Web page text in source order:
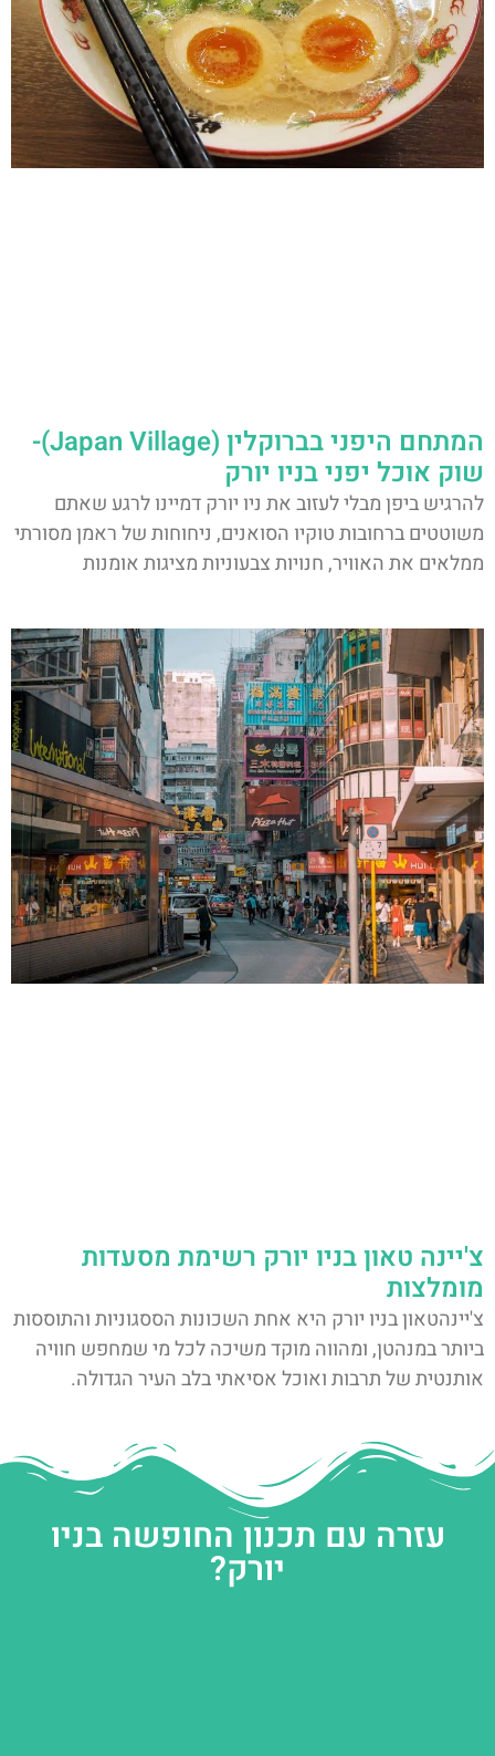
המתחם היפני בברוקלין (Japan Village)-
שוק אוכל יפני בניו יורק
להרגיש ביפן מבלי לעזוב את ניו יורק דמיינו לרגע שאתם
משוטטים ברחובות טוקיו הסואנים, ניחוחות של ראמן מסורתי
ממלאים את האוויר, חנויות צבעוניות מציגות אומנות
צ'יינה טאון בניו יורק רשימת מסעדות
מומלצות
צ'יינהטאון בניו יורק היא אחת השכונות הססגוניות והתוססות
ביותר במנהטן, ומהווה מוקד משיכה לכל מי שמחפש חוויה
אותנטית של תרבות ואוכל אסיאתי בלב העיר הגדולה.
עזרה עם תכנון החופשה בניו
יורק?